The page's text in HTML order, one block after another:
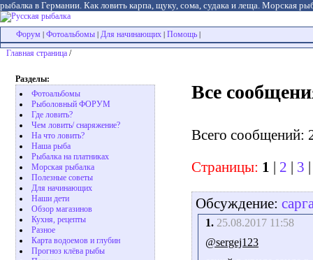
рыбалка в Германии. Как ловить карпа, щуку, сома, судака и леща. Морская
Форум Фотоальбомы Для начинающих Помощь
Главная страница /
Разделы:
Фотоальбомы
Рыболовный ФОРУМ
Где ловить?
Чем ловить/ снаряжение?
На что ловить?
Наша рыба
Рыбалка на платниках
Морская рыбалка
Полезные советы
Для начинающих
Наши дети
Обзор магазинов
Кухня, рецепты
Разное
Карта водоемов и глубин
Прогноз клёва рыбы
Все
Всего сообщений:
Страницы: 1 2 3
Обсуждение:
1. 25.08.2017 11:58
@sergej123